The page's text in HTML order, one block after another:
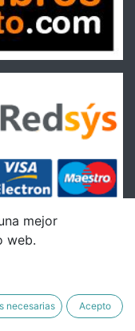
mejor
web.
necesarias Acepto